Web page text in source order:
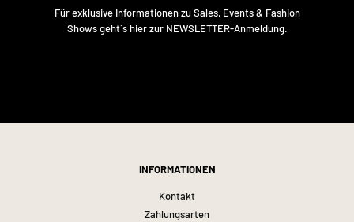
Für exklusive Informationen zu Sales, Events & Fashion
Shows geht´s hier zur NEWSLETTER-Anmeldung.
INFORMATIONEN
Kontakt
Zahlungsarten